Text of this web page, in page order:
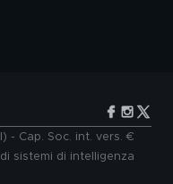
- Cap. Soc. int. vers. €
sistemi di intelligenza